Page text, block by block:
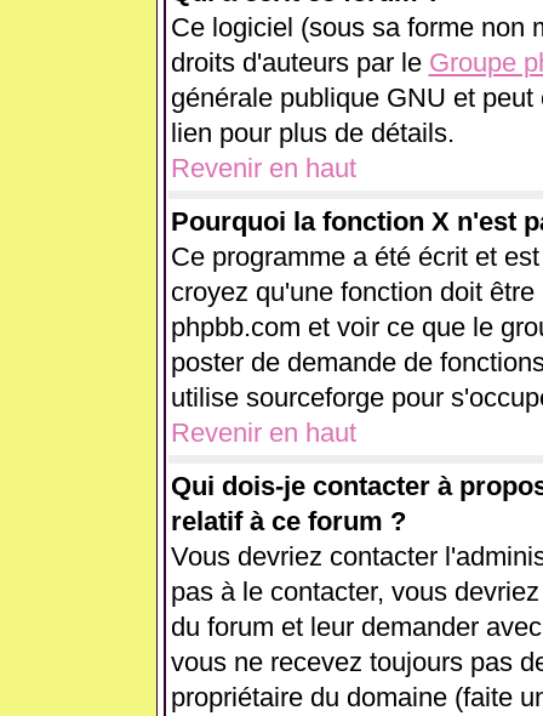
Ce logiciel (sous sa forme non
droits d'auteurs par le Groupe
générale publique GNU et
lien pour plus de détails.
Revenir en haut
Pourquoi la fonction X n'est
Ce programme a été écrit et
croyez qu'une fonction doit
phpbb.com et voir ce que le
poster de demande de
utilise sourceforge pour
Revenir en haut
Qui dois-je contacter à
relatif à ce forum ?
Vous devriez contacter
pas à le contacter, vous
du forum et leur demander
vous ne recevez toujours pas
propriétaire du domaine (faite